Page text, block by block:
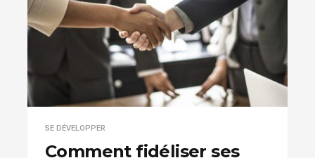
SE DÉVELOPPER
Comment fidéliser ses